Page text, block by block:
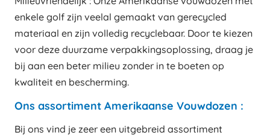
enkele golf zijn veelal gemaakt van gerecycled
materiaal en zijn volledig recyclebaar. Door te kiezen
voor deze duurzame verpakkingsoplossing, draag je
bij aan een beter milieu zonder in te boeten op
kwaliteit en bescherming.
Ons assortiment Amerikaanse Vouwdozen :
Bij ons vind je zeer een uitgebreid assortiment